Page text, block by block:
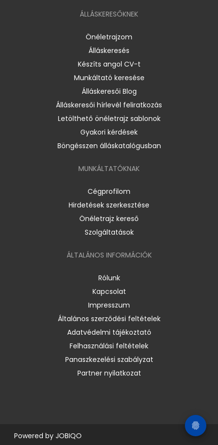
ÁLLÁSKERESŐKNEK
Önéletrajzom
Álláskeresés
Készíts angol CV-t
Munkáltató keresése
Álláskeresői Blog
Álláskeresői hírlevél feliratkozás
Letölthető önéletrajz sablonok
Gyakori kérdések
Böngésszen álláskatalógusban
MUNKÁLTATÓKNAK
Cégprofilom
Hirdetések szerkesztése
Önéletrajz kereső
Szolgáltatások
ÁLTALÁNOS INFORMÁCIÓK
Rólunk
Kapcsolat
Impresszum
Általános szerződési feltételek
Adatvédelmi tájékoztató
Felhasználási feltételek
Panaszkezelési szabályzat
Partner nyilatkozat
Powered by JOBIQO